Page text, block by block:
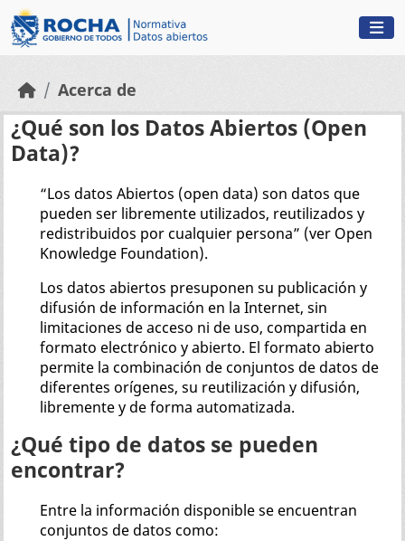
Skip to main content
Acerca de
¿Qué son los Datos Abiertos (Open
Data)?
“Los datos Abiertos (open data) son datos que
pueden ser libremente utilizados, reutilizados y
redistribuidos por cualquier persona” (ver Open
Knowledge Foundation).
Los datos abiertos presuponen su publicación y
difusión de información en la Internet, sin
limitaciones de acceso ni de uso, compartida en
formato electrónico y abierto. El formato abierto
permite la combinación de conjuntos de datos de
diferentes orígenes, su reutilización y difusión,
libremente y de forma automatizada.
¿Qué tipo de datos se pueden
encontrar?
Entre la información disponible se encuentran
conjuntos de datos como: